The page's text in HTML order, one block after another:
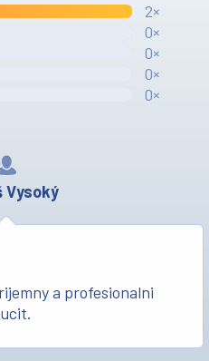
2×
0×
0×
0×
0×
Vysoký
a profesionalni